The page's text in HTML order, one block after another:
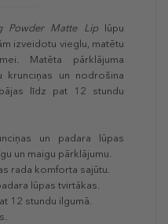
Powder Matte Liplūpu
izveidotu vieglu, matētu
Matēta pārklājuma
krunciņas un nodrošina
līdz pat 12 stundu
un padara lūpas
un maigu pārklājumu.
rada komforta sajūtu.
lūpas tvirtākas.
12 stundu ilgumā.